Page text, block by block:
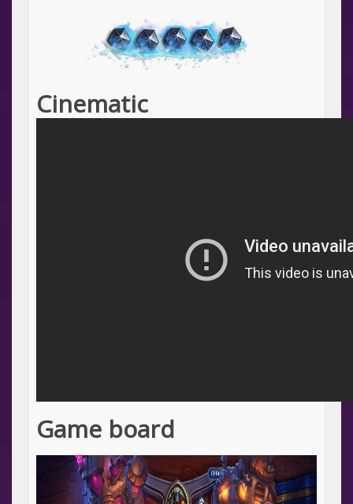
Cinematic
Game board